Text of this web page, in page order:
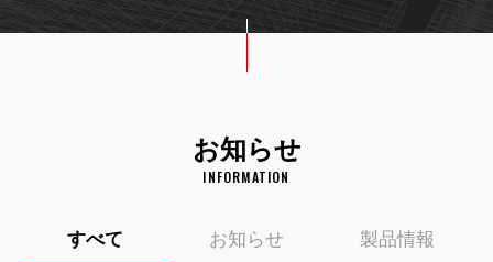
お知らせ
INFORMATION
すべて お知らせ 製品情報